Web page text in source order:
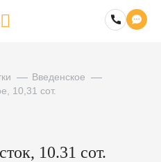
Введенское
10,31 сот.
10.31 сот.